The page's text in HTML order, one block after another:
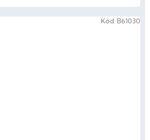
Kód: B61030